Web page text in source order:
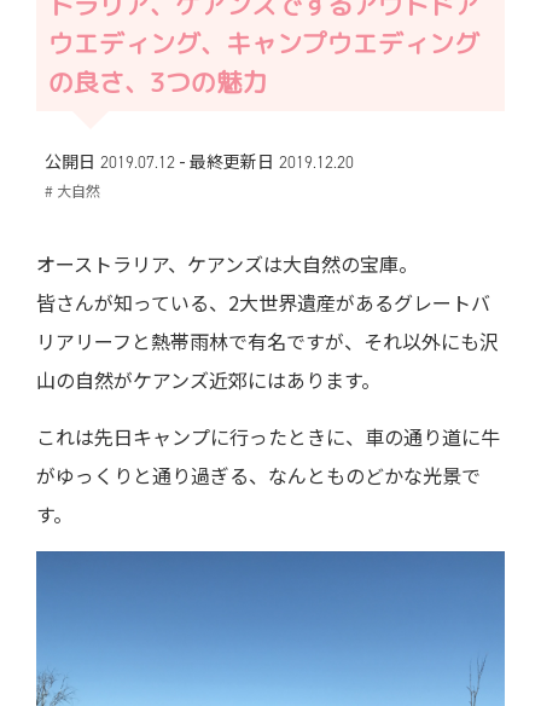
ウエディング、キャンプウエディング
の良さ、3つの魅力
公開日 2019.07.12- 最終更新日 2019.12.20
# 大自然
オーストラリア、ケアンズは大自然の宝庫。
皆さんが知っている、2大世界遺産があるグレートバ
リアリーフと熱帯雨林で有名ですが、それ以外にも沢
山の自然がケアンズ近郊にはあります。
これは先日キャンプに行ったときに、車の通り道に牛
がゆっくりと通り過ぎる、なんとものどかな光景で
す。